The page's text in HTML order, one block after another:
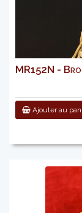
MR152N -
Ajouter au